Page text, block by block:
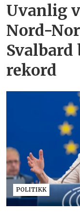
Uvanlig
Nord-
Svalbard
rekord
POLITIKK